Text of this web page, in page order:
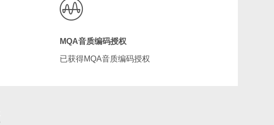
MQA音质编码授权
已获得MQA音质编码授权